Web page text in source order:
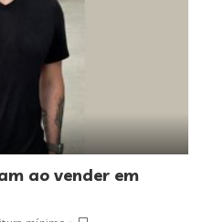
ao vender em